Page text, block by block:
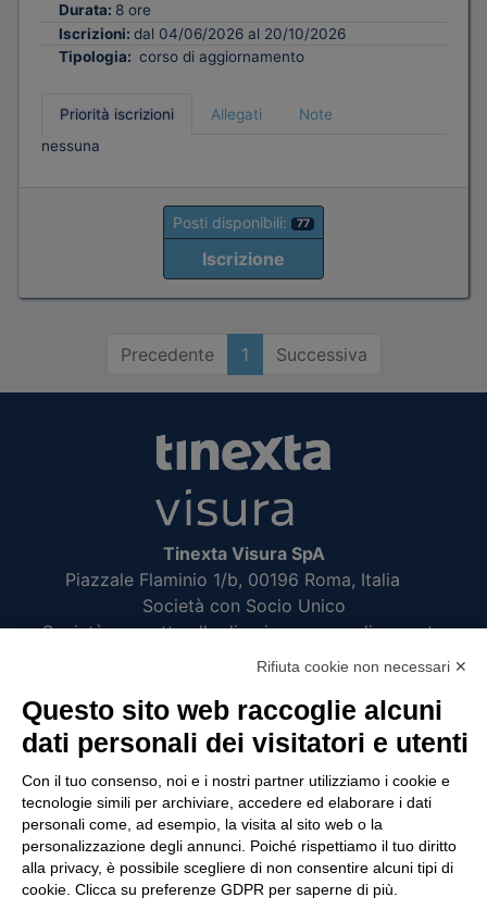
Durata: 8 ore
Iscrizioni: dal 04/06/2026 al 20/10/2026
Tipologia: corso di aggiornamento
Priorità iscrizioni Allegati
Note
nessuna
Posti disponibili: 77
Iscrizione
Precedente 1 Successiva
Tinexta Visura SpA
Piazzale Flaminio 1/b, 00196 Roma, Italia
Società con Socio Unico
Società soggetta alla direzione e coordinamento
di Tinexta SpA
UTILITÀ
Recupero Password
Verifica attestato di presenza
POLICIES AND TERMS
Rifiuta cookie non necessari ✕
Questo sito web raccoglie alcuni
dati personali dei visitatori e utenti
Con il tuo consenso, noi e i nostri partner utilizziamo i cookie e
tecnologie simili per archiviare, accedere ed elaborare i dati
personali come, ad esempio, la visita al sito web o la
personalizzazione degli annunci. Poiché rispettiamo il tuo diritto
alla privacy, è possibile scegliere di non consentire alcuni tipi di
cookie. Clicca su preferenze GDPR per saperne di più.